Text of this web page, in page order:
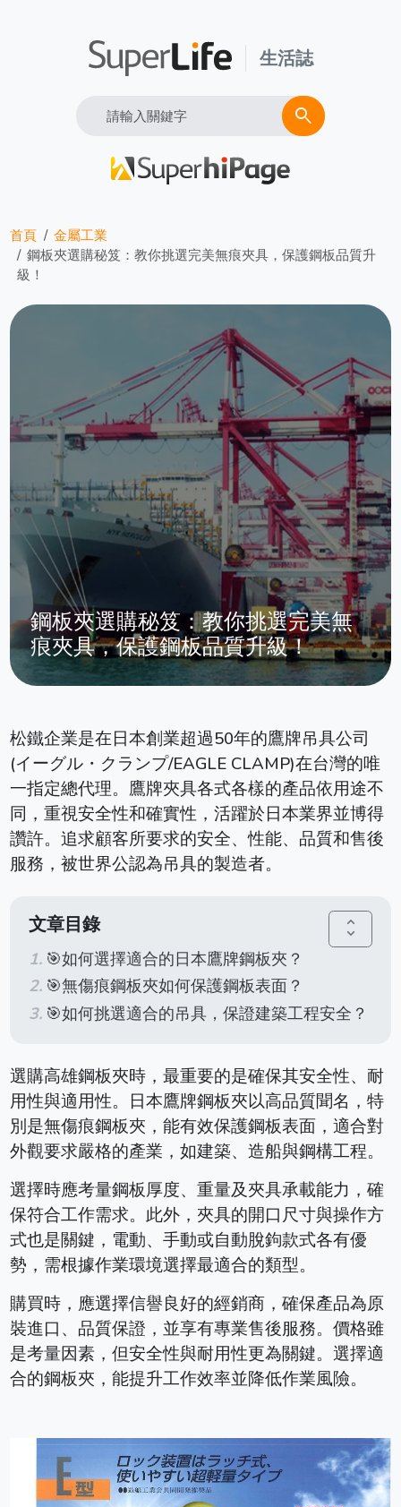
生活誌
Search search
首頁
金屬工業
鋼板夾選購秘笈：教你挑選完美無痕夾具，保護鋼板品質升
級！
鋼板夾選購秘笈：教你挑選完美無
痕夾具，保護鋼板品質升級！
松鐵企業是在日本創業超過50年的鷹牌吊具公司
(イーグル・クランプ/EAGLE CLAMP)在台灣的唯
一指定總代理。鷹牌夾具各式各樣的產品依用途不
同，重視安全性和確實性，活躍於日本業界並博得
讚許。追求顧客所要求的安全、性能、品質和售後
服務，被世界公認為吊具的製造者。
文章目錄 unfold_more
🎯如何選擇適合的日本鷹牌鋼板夾？
🎯無傷痕鋼板夾如何保護鋼板表面？
🎯如何挑選適合的吊具，保證建築工程安全？
選購高雄鋼板夾時，最重要的是確保其安全性、耐
用性與適用性。日本鷹牌鋼板夾以高品質聞名，特
別是無傷痕鋼板夾，能有效保護鋼板表面，適合對
外觀要求嚴格的產業，如建築、造船與鋼構工程。
選擇時應考量鋼板厚度、重量及夾具承載能力，確
保符合工作需求。此外，夾具的開口尺寸與操作方
式也是關鍵，電動、手動或自動脫鉤款式各有優
勢，需根據作業環境選擇最適合的類型。
購買時，應選擇信譽良好的經銷商，確保產品為原
裝進口、品質保證，並享有專業售後服務。價格雖
是考量因素，但安全性與耐用性更為關鍵。選擇適
合的鋼板夾，能提升工作效率並降低作業風險。